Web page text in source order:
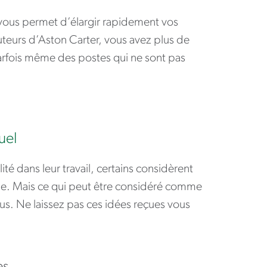
permet d’élargir rapidement vos
d’Aston Carter, vous avez plus de
même des postes qui ne sont pas
dans leur travail, certains considèrent
Mais ce qui peut être considéré comme
Ne laissez pas ces idées reçues vous